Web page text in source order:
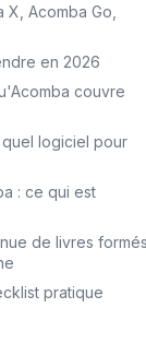
Acomba Go,
en 2026
couvre
logiciel pour
: ce qui est
de livres
pratique